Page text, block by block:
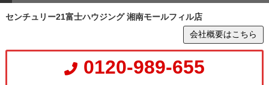
センチュリー21富士ハウジング 湘南モールフィル店
会社概要はこちら
0120-989-655